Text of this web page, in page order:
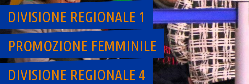
DIVISIONE REGIONALE 1
PROMOZIONE FEMMINILE
DIVISIONE REGIONALE 4